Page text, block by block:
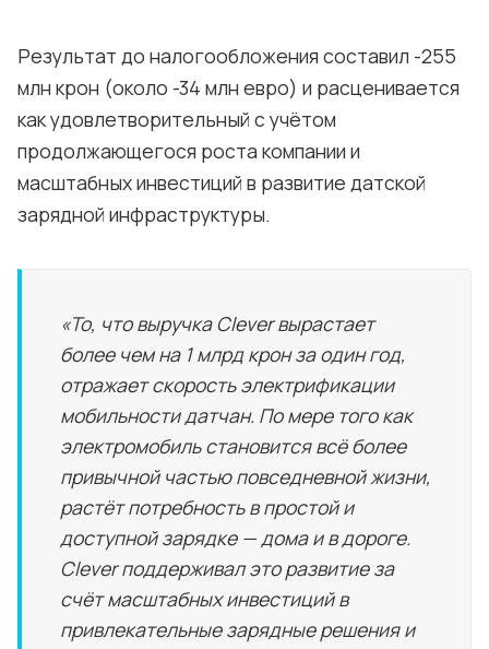
Результат до налогообложения составил -255
млн крон (около -34 млн евро) и расценивается
как удовлетворительный с учётом
продолжающегося роста компании и
масштабных инвестиций в развитие датской
зарядной инфраструктуры.
«То, что выручка Clever вырастает
более чем на 1 млрд крон за один год,
отражает скорость электрификации
мобильности датчан. По мере того как
электромобиль становится всё более
привычной частью повседневной жизни,
растёт потребность в простой и
доступной зарядке — дома и в дороге.
Clever поддерживал это развитие за
счёт масштабных инвестиций в
привлекательные зарядные решения и